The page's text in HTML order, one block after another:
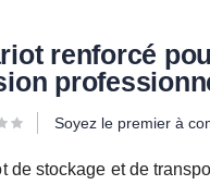
renforcé
Soyez le premier à
de stockage et de